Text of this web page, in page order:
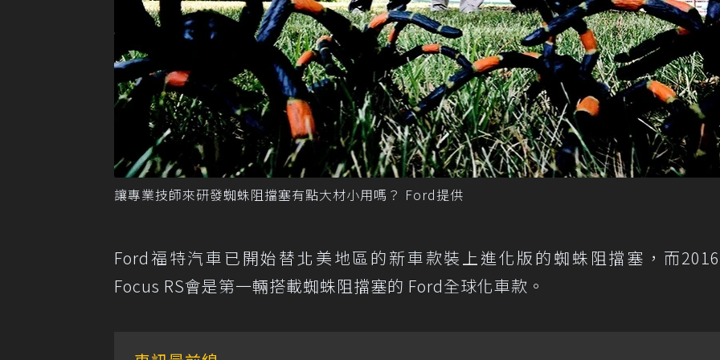
讓專業技師來研發蜘蛛阻擋塞有點大材小用嗎？ Ford提供
Ford福特汽車已開始替北美地區的新車款裝上進化版的蜘蛛阻擋塞，而
Focus RS會是第一輛搭載蜘蛛阻擋塞的 Ford全球化車款。